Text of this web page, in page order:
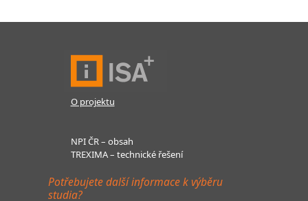
O projektu
NPI ČR – obsah
TREXIMA – technické řešení
Potřebujete další informace k výběru
studia?